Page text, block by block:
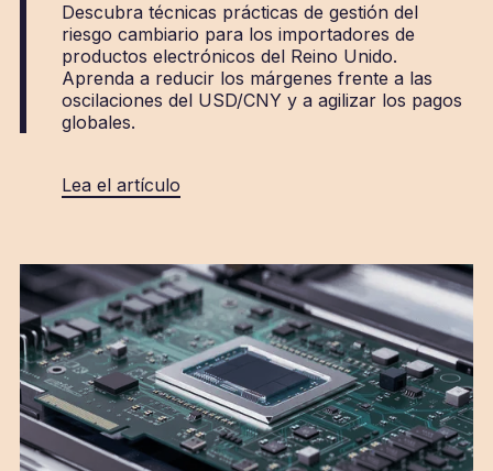
Descubra técnicas prácticas de gestión del
riesgo cambiario para los importadores de
productos electrónicos del Reino Unido.
Aprenda a reducir los márgenes frente a las
oscilaciones del USD/CNY y a agilizar los pagos
globales.
Lea el artículo